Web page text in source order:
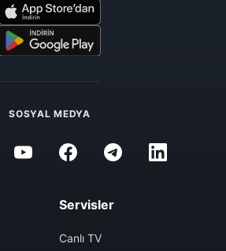
SOSYAL MEDYA
Servisler
Canlı TV